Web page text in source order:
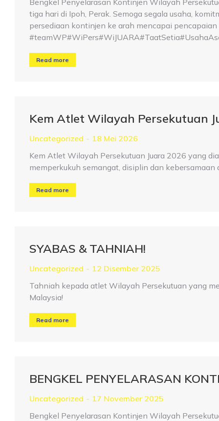
Bengkel Penyelarasan Kontinjen Wilayah
tiga hari di Ipoh, Perak. Semoga segala usaha,
persediaan kontinjen ke arah mencapai
Read more
Kem Atlet Wilayah Persekutuan
Uncategorized
18 Mei 2026
Kem Atlet Wilayah Persekutuan Juara 2026 yang
memperkukuh semangat, disiplin dan
Read more
SYABAS & TAHNIAH!
Uncategorized
12 Disember 2025
Tahniah kepada atlet Wilayah Persekutuan yang
Malaysia!
Read more
BENGKEL PENYELARASAN
Uncategorized
17 November 2025
Bengkel Penyelarasan Kontinjen Wilayah